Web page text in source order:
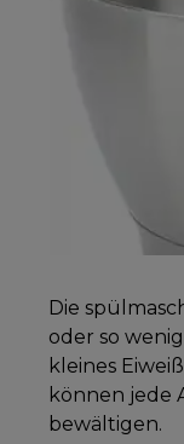
Die
oder so
kleines
können jede
bewältigen.